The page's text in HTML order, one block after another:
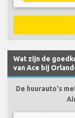
Wat zijn de
van Ace bij
De huurauto's